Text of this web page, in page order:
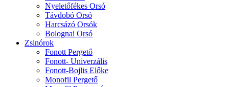
Nyeletőfékes Orsó
Távdobó Orsó
Harcsázó Orsók
Bolognai Orsó
Zsinórok
Fonott Pergető
Fonott- Univerzális
Fonott-Bojlis Előke
Monofil Pergető